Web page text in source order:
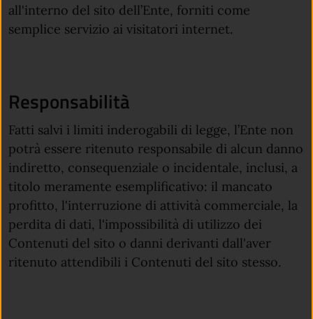
all'interno del sito dell’Ente, forniti come
semplice servizio ai visitatori internet.
Responsabilità
Fatti salvi i limiti inderogabili di legge, l’Ente non
potrà essere ritenuto responsabile di alcun danno
indiretto, consequenziale o incidentale, inclusi, a
titolo meramente esemplificativo: il mancato
profitto, l'interruzione di attività commerciale, la
perdita di dati, l'impossibilità di utilizzo dei
Contenuti del sito o danni derivanti dall'aver
ritenuto attendibili i Contenuti del sito stesso.